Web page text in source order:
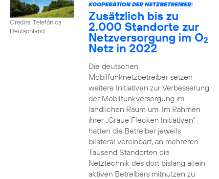
Credits: Telefónica
Deutschland
KOOPERATION DER NETZBETREIBER:
Zusätzlich bis zu
2.000 Standorte zur
Netzversorgung im O2
Netz in 2022
Die deutschen
Mobilfunknetzbetreiber setzen
weitere Initiativen zur Verbesserung
der Mobilfunkversorgung im
ländlichen Raum um. Im Rahmen
ihrer „Graue Flecken Initiativen“
hatten die Betreiber jeweils
bilateral vereinbart, an mehreren
Tausend Standorten die
Netztechnik des dort bislang allein
aktiven Betreibers mitnutzen zu